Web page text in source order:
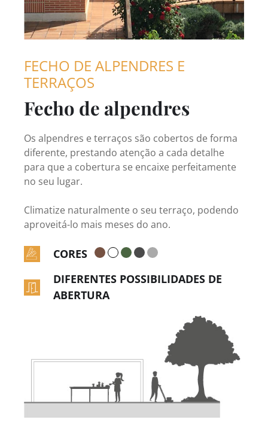
FECHO DE ALPENDRES E
TERRAÇOS
Fecho de alpendres
Os alpendres e terraços são cobertos de forma
diferente, prestando atenção a cada detalhe
para que a cobertura se encaixe perfeitamente
no seu lugar.
Climatize naturalmente o seu terraço, podendo
aproveitá-lo mais meses do ano.
CORES
DIFERENTES POSSIBILIDADES DE
ABERTURA